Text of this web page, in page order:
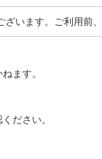
います。ご利用前
ます。
ださい。